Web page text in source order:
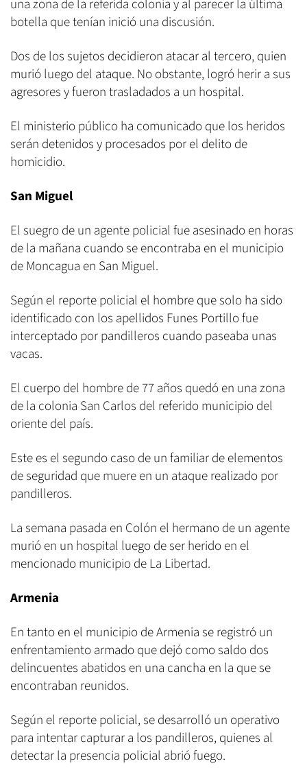
una zona de la referida colonia y al parecer la última
botella que tenían inició una discusión.
Dos de los sujetos decidieron atacar al tercero, quien
murió luego del ataque. No obstante, logró herir a sus
agresores y fueron trasladados a un hospital.
El ministerio público ha comunicado que los heridos
serán detenidos y procesados por el delito de
homicidio.
San Miguel
El suegro de un agente policial fue asesinado en horas
de la mañana cuando se encontraba en el municipio
de Moncagua en San Miguel.
Según el reporte policial el hombre que solo ha sido
identificado con los apellidos Funes Portillo fue
interceptado por pandilleros cuando paseaba unas
vacas.
El cuerpo del hombre de 77 años quedó en una zona
de la colonia San Carlos del referido municipio del
oriente del país.
Este es el segundo caso de un familiar de elementos
de seguridad que muere en un ataque realizado por
pandilleros.
La semana pasada en Colón el hermano de un agente
murió en un hospital luego de ser herido en el
mencionado municipio de La Libertad.
Armenia
En tanto en el municipio de Armenia se registró un
enfrentamiento armado que dejó como saldo dos
delincuentes abatidos en una cancha en la que se
encontraban reunidos.
Según el reporte policial, se desarrolló un operativo
para intentar capturar a los pandilleros, quienes al
detectar la presencia policial abrió fuego.